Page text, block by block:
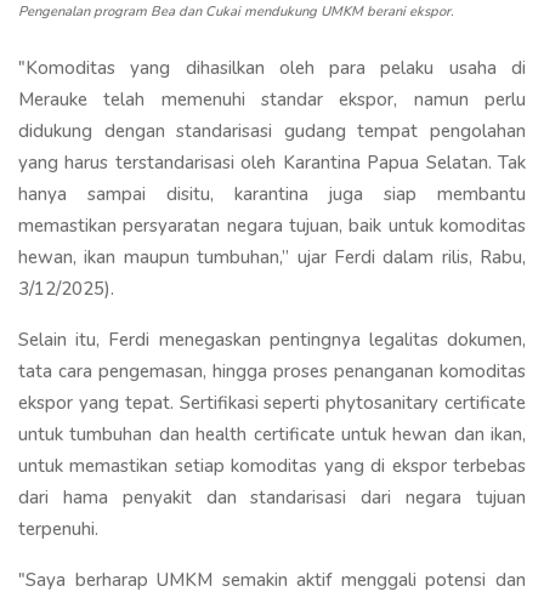
Pengenalan program Bea dan Cukai mendukung UMKM berani ekspor.
"Komoditas yang dihasilkan oleh para pelaku usaha di
Merauke telah memenuhi standar ekspor, namun perlu
didukung dengan standarisasi gudang tempat pengolahan
yang harus terstandarisasi oleh Karantina Papua Selatan. Tak
hanya sampai disitu, karantina juga siap membantu
memastikan persyaratan negara tujuan, baik untuk komoditas
hewan, ikan maupun tumbuhan,” ujar Ferdi dalam rilis, Rabu,
3/12/2025).
Selain itu, Ferdi menegaskan pentingnya legalitas dokumen,
tata cara pengemasan, hingga proses penanganan komoditas
ekspor yang tepat. Sertifikasi seperti phytosanitary certificate
untuk tumbuhan dan health certificate untuk hewan dan ikan,
untuk memastikan setiap komoditas yang di ekspor terbebas
dari hama penyakit dan standarisasi dari negara tujuan
terpenuhi.
"Saya berharap UMKM semakin aktif menggali potensi dan